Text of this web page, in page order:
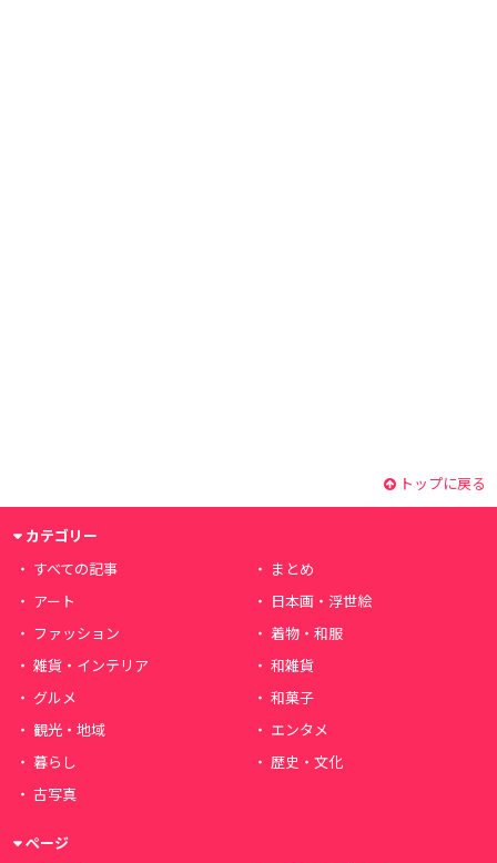
トップに戻る
カテゴリー
すべての記事
まとめ
アート
日本画・浮世絵
ファッション
着物・和服
雑貨・インテリア
和雑貨
グルメ
和菓子
観光・地域
エンタメ
暮らし
歴史・文化
古写真
ページ